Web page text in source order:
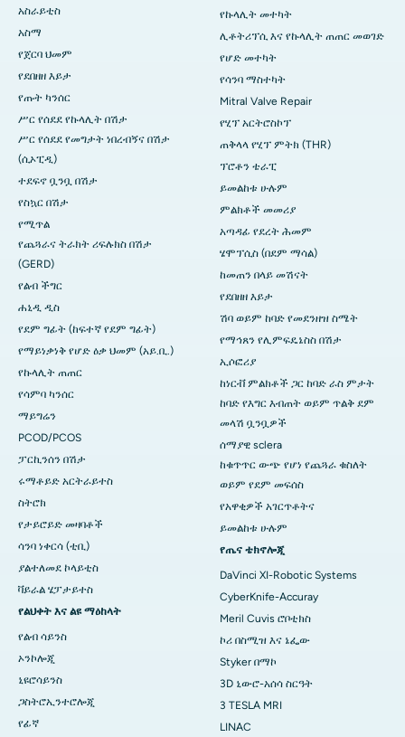
አስራይቲስ
አስማ
የጀርባ ህመም
የደበዘዘ እይታ
የጡት ካንሰር
ሥር የሰደደ የኩላሊት በሽታ
ሥር የሰደደ የመግታት ነበረብኝና በሽታ
(ሲኦፒዲ)
ተደፍኖ ቧንቧ በሽታ
የስኳር በሽታ
የሚጥል
የጨጓራና ትራክት ሪፍሉክስ በሽታ
(GERD)
የልብ ችግር
ሐኒዲ ዲስ
የደም ግፊት (ከፍተኛ የደም ግፊት)
የማይነቃነቅ የሆድ ዕቃ ህመም (አይ.ቢ.)
የኩላሊት ጠጠር
የሳምባ ካንሰር
ማይግሬን
PCOD/PCOS
ፓርኪንሰን በሽታ
ሩማቶይድ አርትራይተስ
ስትሮክ
የታይሮይድ መዛባቶች
ሳንባ ነቀርሳ (ቲቢ)
ያልተለመደ ኮላይቲስ
ቫይራል ሄፓታይተስ
የልህቀት እና ልዩ ማዕከላት
የልብ ሳይንስ
ኦንኮሎጂ
ኒዩሮሳይንስ
ጋስትሮኢንተሮሎጂ
የፊኛ
የኩላሊት መተካት
ሊቶትሪፕሲ እና የኩላሊት ጠጠር መወገድ
የሆድ መተካት
የሳንባ ማስተካት
Mitral Valve Repair
የሂፕ አርትሮስኮፕ
ጠቅላላ የሂፕ ምትክ (THR)
ፕሮቶን ቴራፒ
ይመልከቱ ሁሉም
ምልክቶች መመሪያ
አጣዳፊ የደረት ሕመም
ሄሞፕሲስ (በደም ማሳል)
ከመጠን በላይ መሽናት
የደበዘዘ እይታ
ሽባ ወይም ከባድ የመደንዘዝ ስሜት
የማኅጸን የሊምፍዴኔስስ በሽታ
ኢሶፎሪያ
ከነርቭ ምልክቶች ጋር ከባድ ራስ ምታት
ከባድ የእግር እብጠት ወይም ጥልቅ ደም
መላሽ ቧንቧዎች
ሰማያዊ sclera
ከቁጥጥር ውጭ የሆነ የጨጓራ ​​​​ቁስለት
ወይም የደም መፍሰስ
የአዋቂዎች አገርጥቶትና
ይመልከቱ ሁሉም
የጤና ቴክኖሎጂ
DaVinci XI-Robotic Systems
CyberKnife-Accuray
Meril Cuvis ሮቦቲክስ
ኮሪ በስሚዝ እና ኔፌው
Styker በማኮ
3D ኒውሮ-አሰሳ ስርዓት
3 TESLA MRI
LINAC